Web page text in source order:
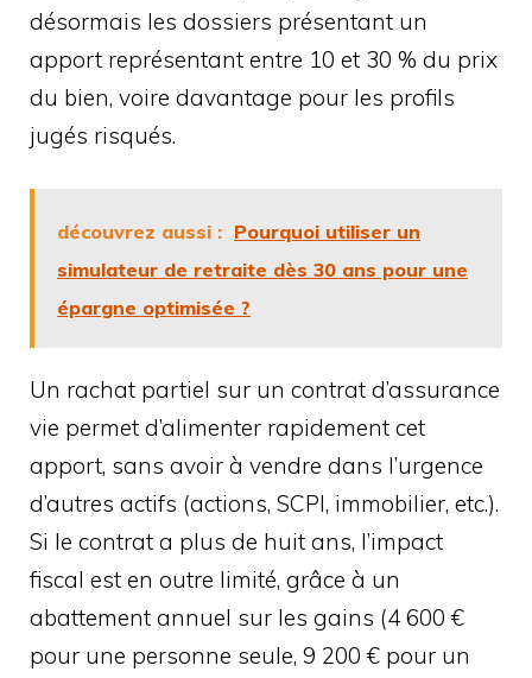
désormais les dossiers présentant un
apport représentant entre 10 et 30 % du prix
du bien, voire davantage pour les profils
jugés risqués.
découvrez aussi : Pourquoi utiliser un
simulateur de retraite dès 30 ans pour une
épargne optimisée ?
Un rachat partiel sur un contrat d’assurance
vie permet d’alimenter rapidement cet
apport, sans avoir à vendre dans l’urgence
d’autres actifs (actions, SCPI, immobilier, etc.).
Si le contrat a plus de huit ans, l’impact
fiscal est en outre limité, grâce à un
abattement annuel sur les gains (4 600 €
pour une personne seule, 9 200 € pour un